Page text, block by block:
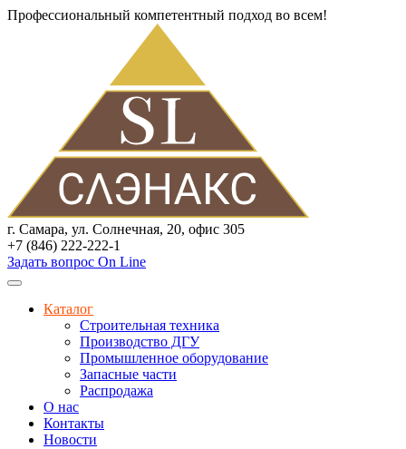
Профессиональный компетентный подход во всем!
г. Самара, ул. Солнечная, 20, офис 305
+7 (846) 222-222-1
Задать вопрос On Line
Каталог
Строительная техника
Производство ДГУ
Промышленное оборудование
Запасные части
Распродажа
О нас
Контакты
Новости